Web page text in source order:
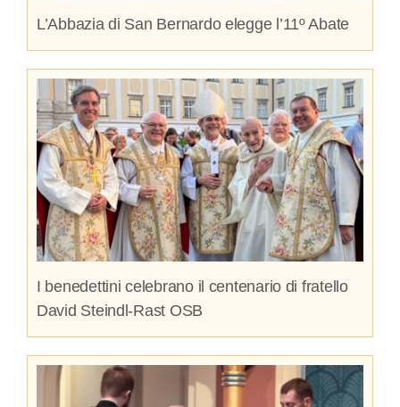
L’Abbazia di San Bernardo elegge l’11º Abate
I benedettini celebrano il centenario di fratello
David Steindl-Rast OSB